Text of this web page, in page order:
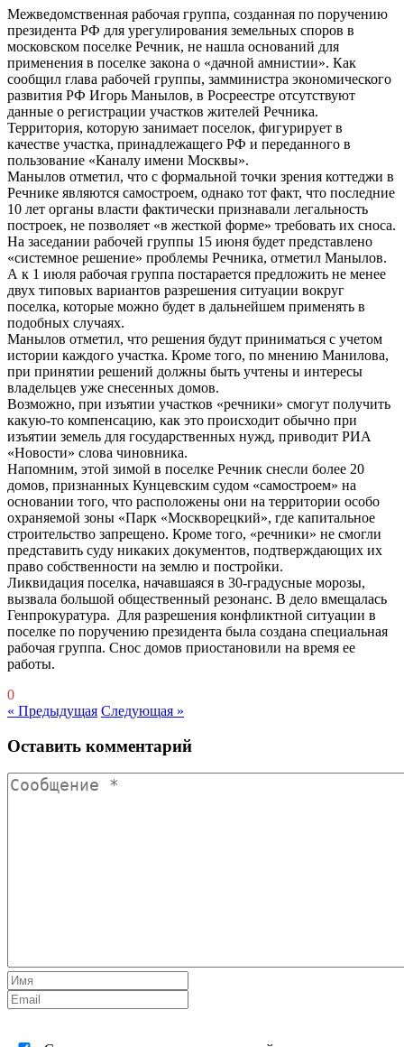
Межведомственная рабочая группа, созданная по поручению
президента РФ для урегулирования земельных споров в
московском поселке Речник, не нашла оснований для
применения в поселке закона о «дачной амнистии». Как
сообщил глава рабочей группы, замминистра экономического
развития РФ Игорь Манылов, в Росреестре отсутствуют
данные о регистрации участков жителей Речника.
Территория, которую занимает поселок, фигурирует в
качестве участка, принадлежащего РФ и переданного в
пользование «Каналу имени Москвы».
Манылов отметил, что с формальной точки зрения коттеджи в
Речнике являются самостроем, однако тот факт, что последние
10 лет органы власти фактически признавали легальность
построек, не позволяет «в жесткой форме» требовать их сноса.
На заседании рабочей группы 15 июня будет представлено
«системное решение» проблемы Речника, отметил Манылов.
А к 1 июля рабочая группа постарается предложить не менее
двух типовых вариантов разрешения ситуации вокруг
поселка, которые можно будет в дальнейшем применять в
подобных случаях.
Манылов отметил, что решения будут приниматься с учетом
истории каждого участка. Кроме того, по мнению Манилова,
при принятии решений должны быть учтены и интересы
владельцев уже снесенных домов.
Возможно, при изъятии участков «речники» смогут получить
какую-то компенсацию, как это происходит обычно при
изъятии земель для государственных нужд, приводит РИА
«Новости» слова чиновника.
Напомним, этой зимой в поселке Речник снесли более 20
домов, признанных Кунцевским судом «самостроем» на
основании того, что расположены они на территории особо
охраняемой зоны «Парк «Москворецкий», где капитальное
строительство запрещено. Кроме того, «речники» не смогли
представить суду никаких документов, подтверждающих их
право собственности на землю и постройки.
Ликвидация поселка, начавшаяся в 30-градусные морозы,
вызвала большой общественный резонанс. В дело вмещалась
Генпрокуратура. Для разрешения конфликтной ситуации в
поселке по поручению президента была создана специальная
рабочая группа. Снос домов приостановили на время ее
работы.
0
« Предыдущая Следующая »
Оставить комментарий